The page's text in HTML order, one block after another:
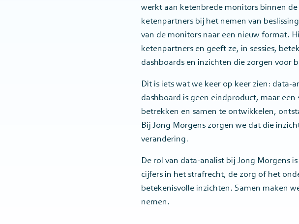
werkt aan ketenbrede monitors binnen
ketenpartners bij het nemen van
van de monitors naar een nieuw format.
ketenpartners en geeft ze, in sessies,
dashboards en inzichten die zorgen voor
Dit is iets wat we keer op keer zien: data-
dashboard is geen eindproduct, maar
betrekken en samen te ontwikkelen,
Bij Jong Morgens zorgen we dat die
verandering.
De rol van data-analist bij Jong Morgens
cijfers in het strafrecht, de zorg of het
betekenisvolle inzichten. Samen maken
nemen.